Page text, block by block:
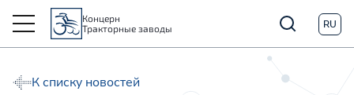
Концерн
Тракторные заводы
RU
К списку новостей